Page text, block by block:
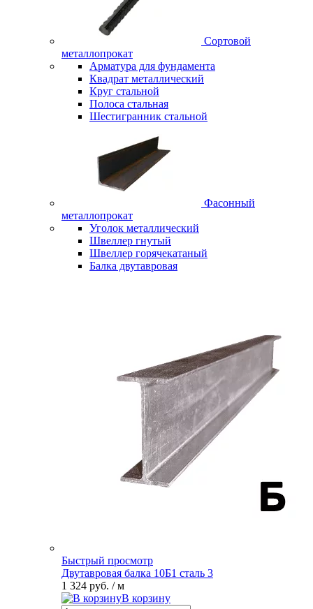
Сортовой
металлопрокат
Арматура для фундамента
Квадрат металлический
Круг стальной
Полоса стальная
Шестигранник стальной
Фасонный
металлопрокат
Уголок металлический
Швеллер гнутый
Швеллер горячекатаный
Балка двутавровая
Быстрый просмотр
Двутавровая балка 10Б1 сталь 3
1 324 руб. / м
В корзину